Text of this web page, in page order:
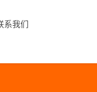
系我们